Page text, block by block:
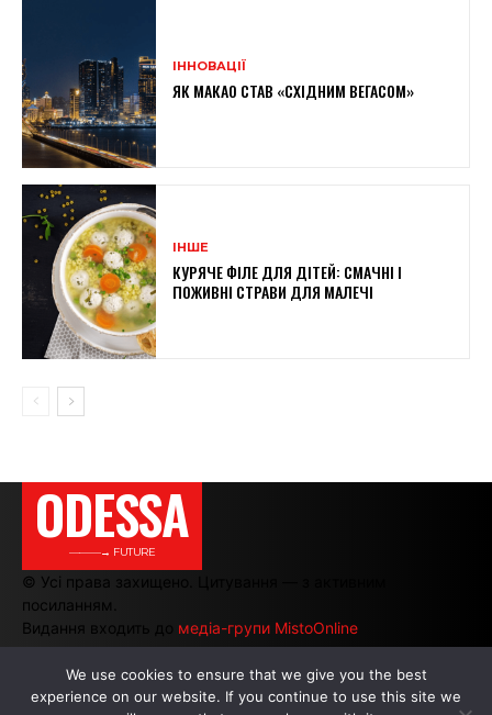
ІННОВАЦІЇ
ЯК МАКАО СТАВ «СХІДНИМ ВЕГАСОМ»
ІНШЕ
КУРЯЧЕ ФІЛЕ ДЛЯ ДІТЕЙ: СМАЧНІ І
ПОЖИВНІ СТРАВИ ДЛЯ МАЛЕЧІ
ODESSA
———→ FUTURE
© Усі права захищено. Цитування — з активним
посиланням.
Видання входить до медіа-групи MistoOnline
АВТОРИ | РЕКЛАМА НА САЙТІ
We use cookies to ensure that we give you the best
experience on our website. If you continue to use this site we